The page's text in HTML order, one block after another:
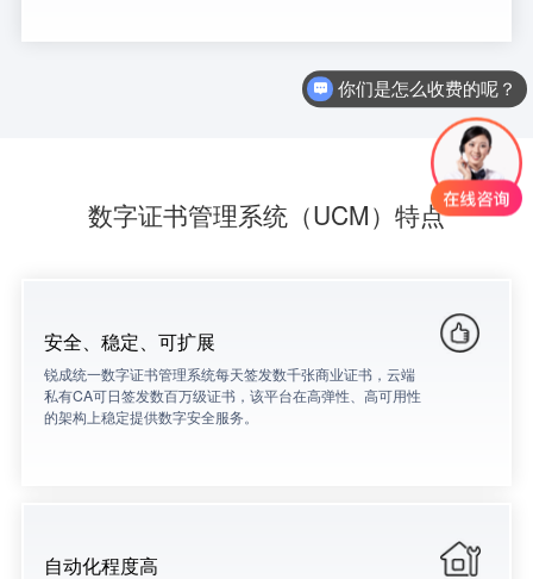
数字证书管理系统（UCM）特点
安全、稳定、可扩展
锐成统一数字证书管理系统每天签发数千张商业证书，云端
私有CA可日签发数百万级证书，该平台在高弹性、高可用性
的架构上稳定提供数字安全服务。
自动化程度高
你们是怎么收费的呢？